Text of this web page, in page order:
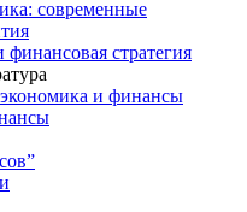
современные
стратегия
и финансы